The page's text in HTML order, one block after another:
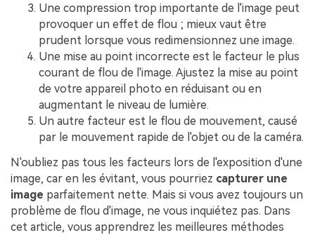
Une compression trop importante de l'image peut
provoquer un effet de flou ; mieux vaut être
prudent lorsque vous redimensionnez une image.
Une mise au point incorrecte est le facteur le plus
courant de flou de l'image. Ajustez la mise au point
de votre appareil photo en réduisant ou en
augmentant le niveau de lumière.
Un autre facteur est le flou de mouvement, causé
par le mouvement rapide de l'objet ou de la caméra.
N'oubliez pas tous les facteurs lors de l'exposition d'une
image, car en les évitant, vous pourriez capturer une
image parfaitement nette. Mais si vous avez toujours un
problème de flou d'image, ne vous inquiétez pas. Dans
cet article, vous apprendrez les meilleures méthodes